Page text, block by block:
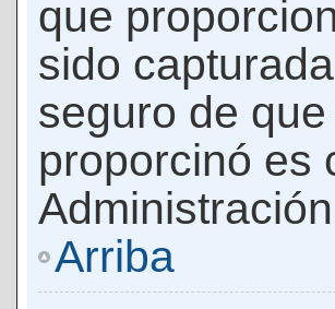
que
sido
seguro de
proporcinó es
Arriba